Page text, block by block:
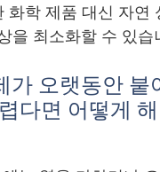
화학 제품 대신 자연
을 최소화할 수 있습
가 오랫동안 붙
다면 어떻게